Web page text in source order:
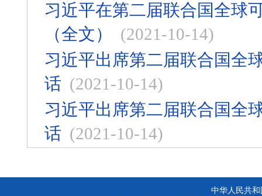
习近平在第二届联合国全球
（全文）
(2021-10-14)
习近平出席第二届联合国全
话 (2021-10-14)
习近平出席第二届联合国全
话 (2021-10-14)
中华人民共